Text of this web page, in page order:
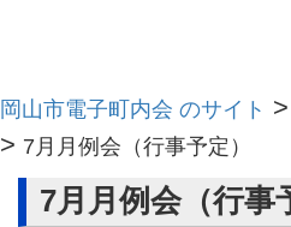
岡山市電子町内会 のサイト >
> 7月月例会（行事予定）
7月月例会（行事